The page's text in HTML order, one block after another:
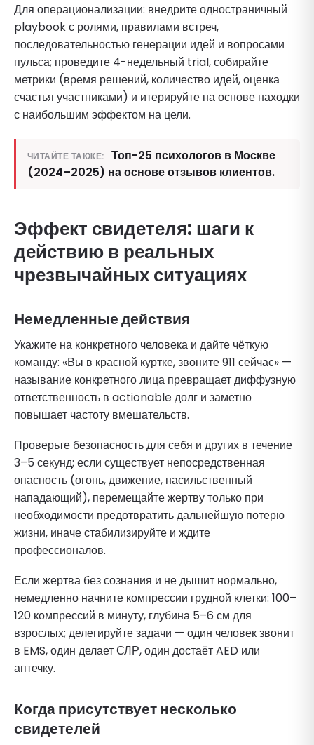
Для операционализации: внедрите одностраничный
playbook с ролями, правилами встреч,
последовательностью генерации идей и вопросами
пульса; проведите 4-недельный trial, собирайте
метрики (время решений, количество идей, оценка
счастья участниками) и итерируйте на основе находки
с наибольшим эффектом на цели.
ЧИТАЙТЕ ТАКЖЕ:
Топ-25 психологов в Москве
(2024–2025) на основе отзывов клиентов.
Эффект свидетеля: шаги к
действию в реальных
чрезвычайных ситуациях
Немедленные действия
Укажите на конкретного человека и дайте чёткую
команду: «Вы в красной куртке, звоните 911 сейчас» —
называние конкретного лица превращает диффузную
ответственность в actionable долг и заметно
повышает частоту вмешательств.
Проверьте безопасность для себя и других в течение
3–5 секунд; если существует непосредственная
опасность (огонь, движение, насильственный
нападающий), перемещайте жертву только при
необходимости предотвратить дальнейшую потерю
жизни, иначе стабилизируйте и ждите
профессионалов.
Если жертва без сознания и не дышит нормально,
немедленно начните компрессии грудной клетки: 100–
120 компрессий в минуту, глубина 5–6 см для
взрослых; делегируйте задачи — один человек звонит
в EMS, один делает СЛР, один достаёт AED или
аптечку.
Когда присутствует несколько
свидетелей